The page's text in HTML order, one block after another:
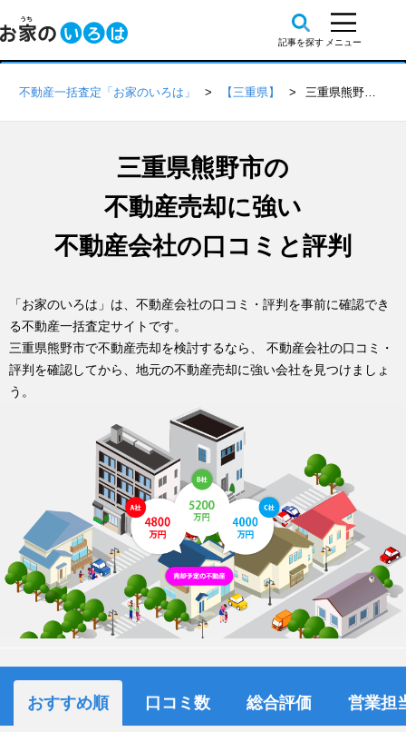
不動産一括査定「お家のいろは」 【三重県】 三重県熊野市の不動産会社 口コミ・評判一覧
三重県熊野市の
不動産売却に強い
不動産会社の口コミと評判
「お家のいろは」は、不動産会社の口コミ・評判を事前に確認でき
る不動産一括査定サイトです。
三重県熊野市で不動産売却を検討するなら、 不動産会社の口コミ・
評判を確認してから、地元の不動産売却に強い会社を見つけましょ
う。
おすすめ順 口コミ数 総合評価 営業担